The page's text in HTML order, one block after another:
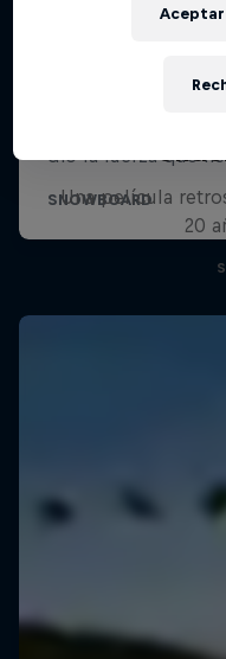
Una película
20